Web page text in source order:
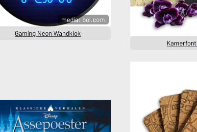
media: bol.com
Gaming Neon Wandklok